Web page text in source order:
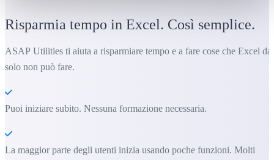
Risparmia tempo in Excel. Così semplice.
ASAP Utilities ti aiuta a risparmiare tempo e a fare cose che Excel da
solo non può fare.
Puoi iniziare subito. Nessuna formazione necessaria.
La maggior parte degli utenti inizia usando poche funzioni. Molti